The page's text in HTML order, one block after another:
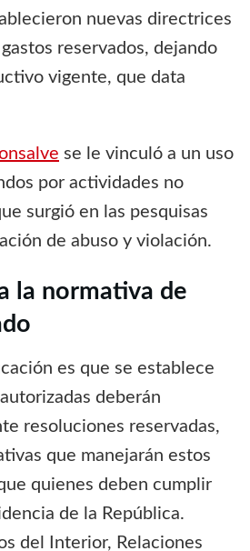
nuevas directrices
reservados, dejando
vigente, que data
se le vinculó a un uso
por actividades no
surgió en las pesquisas
de abuso y violación.
la normativa de
es que se establece
deberán
resoluciones reservadas,
que manejarán estos
quienes deben cumplir
de la República.
del Interior, Relaciones